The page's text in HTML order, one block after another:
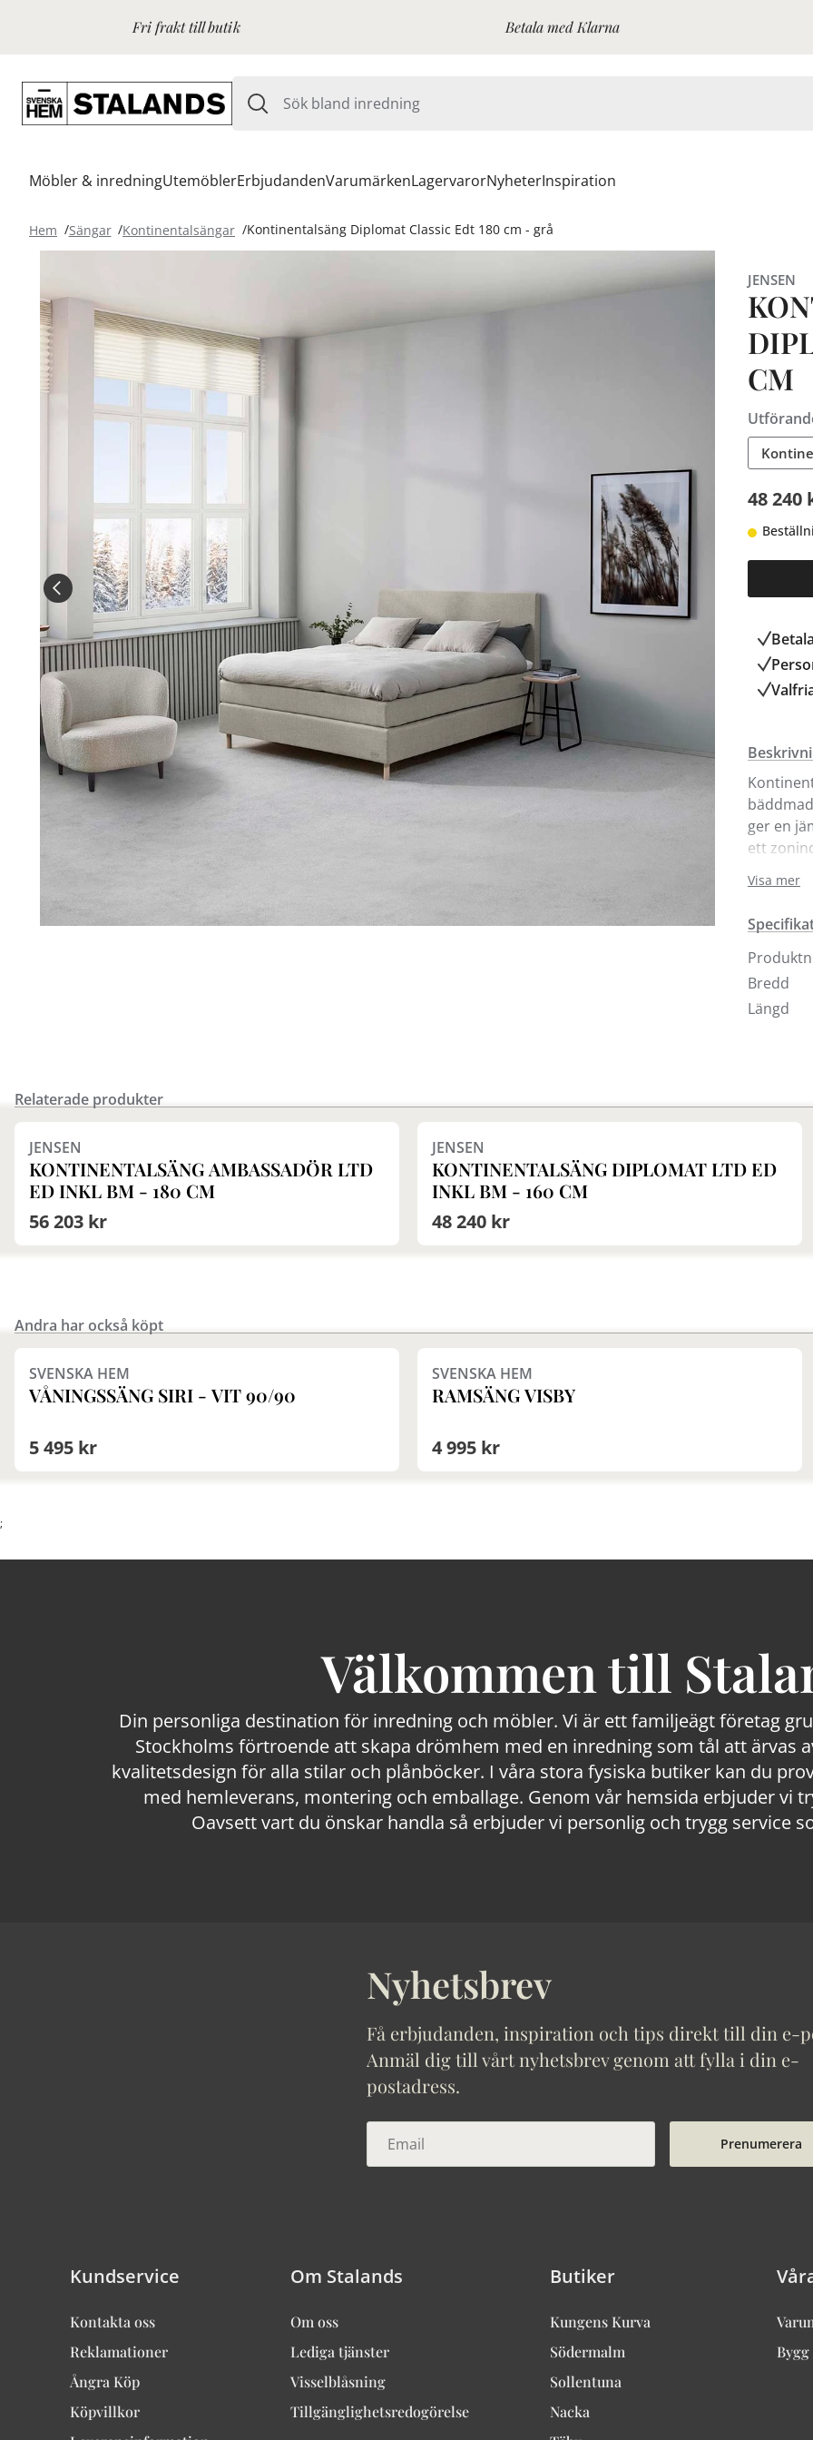
Fri frakt till butik Betala med Klarna
Möbler & inredningUtemöblerErbjudandenVarumärkenLagervarorNyheterInspiration
Hem Sängar Kontinentalsängar Kontinentalsäng Diplomat Classic Edt 180 cm - grå
JENSEN
CM
48 240
ger en
ett
upp till
Här
grått
II ingår
slät).
Samtliga
och
en tids
Visa mer
Bredd
Längd
Relaterade produkter Finns i fler val (2)
JENSEN
KONTINENTALSÄNG AMBASSADÖR LTD
ED INKL BM - 180 CM
56 203 kr
Finns i fler val (2)
JENSEN
KONTINENTALSÄNG DIPLOMAT LTD ED
INKL BM - 160 CM
48 240 kr
Andra har också köpt
SVENSKA HEM
VÅNINGSSÄNG SIRI - VIT 90/90
5 495 kr
Finns i fler val (3)
SVENSKA HEM
RAMSÄNG VISBY
4 995 kr
;
Välkommen till
Din personliga destination för inredning och möbler. Vi är ett familjeägt företag
Stockholms förtroende att skapa drömhem med en inredning som tål att ärvas
kvalitetsdesign för alla stilar och plånböcker. I våra stora fysiska butiker kan du
med hemleverans, montering och emballage. Genom vår hemsida erbjuder vi
Oavsett vart du önskar handla så erbjuder vi personlig och trygg service
Nyhetsbrev
Få erbjudanden, inspiration och tips direkt till din e-
Anmäl dig till vårt nyhetsbrev genom att fylla i din e-
postadress.
Prenumerera
Kundservice
Kontakta oss
Reklamationer
Ångra Köp
Köpvillkor
Om Stalands
Om oss
Lediga tjänster
Visselblåsning
Tillgänglighetsredogörelse
Butiker
Kungens Kurva
Södermalm
Sollentuna
Nacka